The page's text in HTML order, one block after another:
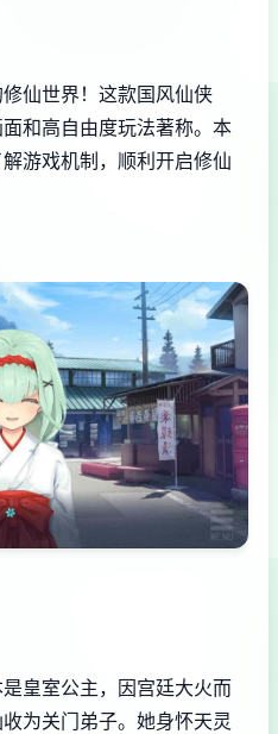
仙世界！这款国风仙侠
和高自由度玩法著称。本
游戏机制，顺利开启修仙
皇室公主，因宫廷大火而
为关门弟子。她身怀天灵